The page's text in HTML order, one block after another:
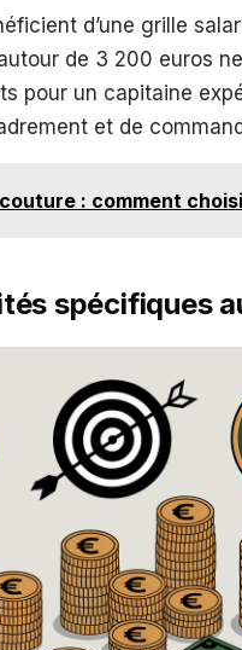
d’une grille
de 3 200 euros
pour un capitaine
et de
: comment
spécifiques